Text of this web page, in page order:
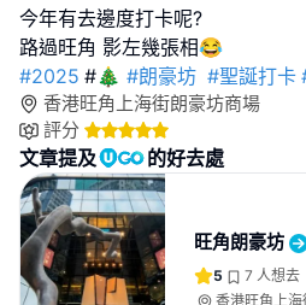
今年有去邊度打卡呢?
#2025 #🎄 #朗豪坊 #聖誕打卡
香港旺角上海街朗豪坊商場
評分
文章提及 的好去處
旺角朗豪坊
5 7 人想去
香港旺角上